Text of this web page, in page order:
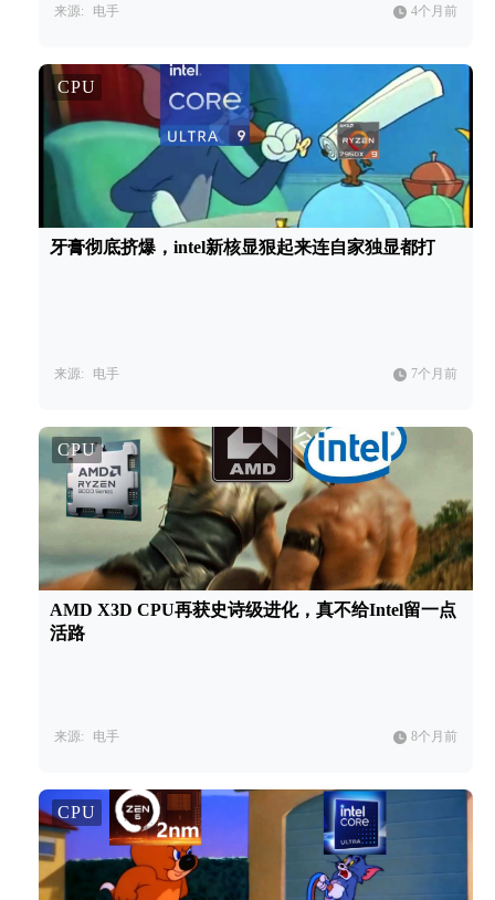
来源: 电手 4个月前
CPU
牙膏彻底挤爆，intel新核显狠起来连自家独显都打
来源: 电手 7个月前
CPU
AMD X3D CPU再获史诗级进化，真不给Intel留一点
活路
来源: 电手 8个月前
CPU